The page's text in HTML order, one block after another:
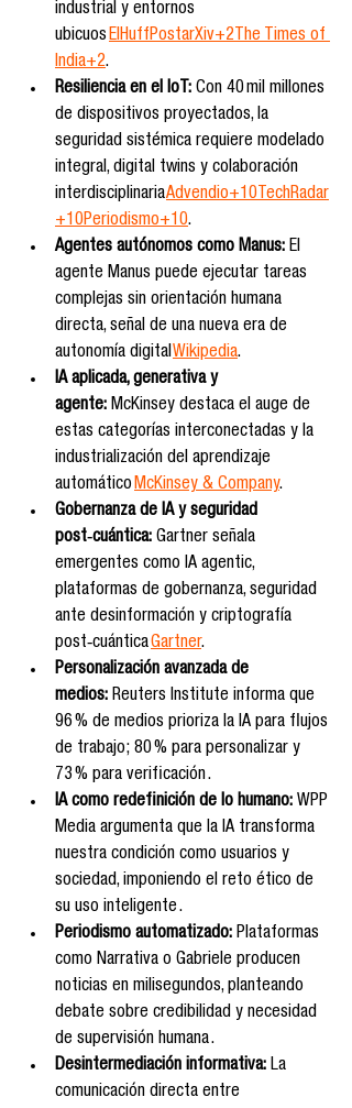
industrial y entornos
ubicuos ElHuffPostarXiv+2The Times of
India+2.
Resiliencia en el IoT: Con 40 mil millones
de dispositivos proyectados, la
seguridad sistémica requiere modelado
integral, digital twins y colaboración
interdisciplinaria Advendio+10TechRadar
+10Periodismo+10.
Agentes autónomos como Manus: El
agente Manus puede ejecutar tareas
complejas sin orientación humana
directa, señal de una nueva era de
autonomía digital Wikipedia.
IA aplicada, generativa y
agente: McKinsey destaca el auge de
estas categorías interconectadas y la
industrialización del aprendizaje
automático McKinsey & Company.
Gobernanza de IA y seguridad
post‑cuántica: Gartner señala
emergentes como IA agentic,
plataformas de gobernanza, seguridad
ante desinformación y criptografía
post‑cuántica Gartner.
Personalización avanzada de
medios: Reuters Institute informa que
96 % de medios prioriza la IA para flujos
de trabajo; 80 % para personalizar y
73 % para verificación .
IA como redefinición de lo humano: WPP
Media argumenta que la IA transforma
nuestra condición como usuarios y
sociedad, imponiendo el reto ético de
su uso inteligente .
Periodismo automatizado: Plataformas
como Narrativa o Gabriele producen
noticias en milisegundos, planteando
debate sobre credibilidad y necesidad
de supervisión humana .
Desintermediación informativa: La
comunicación directa entre